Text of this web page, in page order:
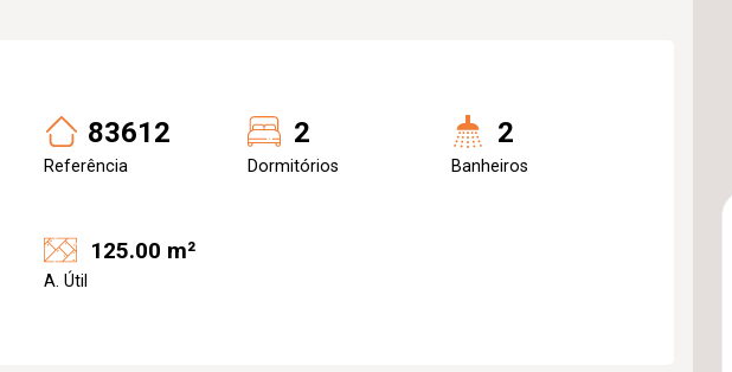
83612
Referência
2
Dormitórios
2
Banheiros
125.00 m²
A. Útil